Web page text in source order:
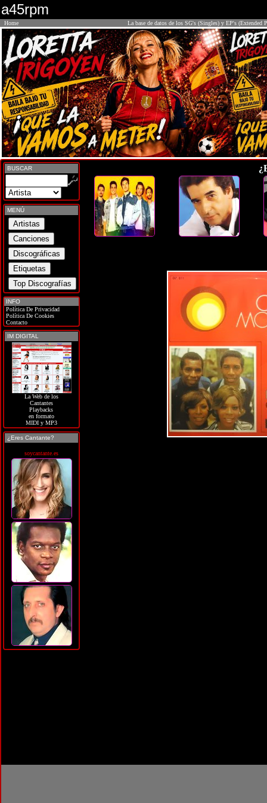
a45rpm
Home La base de datos de los SG's (Singles) y EP's (Extended
BUSCAR
MENÚ
INFO
Política De Privacidad
Política De Cookies
Contacto
IM DIGITAL
La Web de los
Cantantes
Playbacks
en formato
MIDI y MP3
¿Eres Cantante?
soycantante.es